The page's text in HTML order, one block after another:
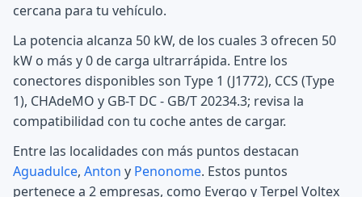
cercana para tu vehículo.
La potencia alcanza 50 kW, de los cuales 3 ofrecen 50
kW o más y 0 de carga ultrarrápida. Entre los
conectores disponibles son Type 1 (J1772), CCS (Type
1), CHAdeMO y GB-T DC - GB/T 20234.3; revisa la
compatibilidad con tu coche antes de cargar.
Entre las localidades con más puntos destacan
Aguadulce, Anton y Penonome. Estos puntos
pertenece a 2 empresas, como Evergo y Terpel Voltex